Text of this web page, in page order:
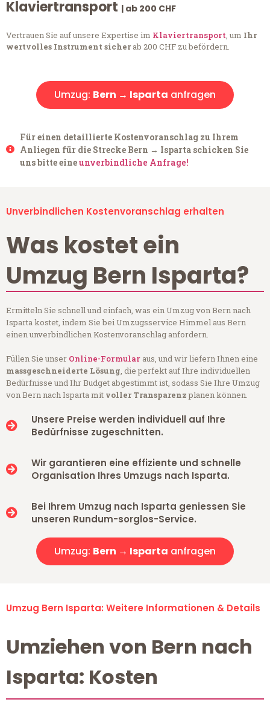
Klaviertransport | ab 200 CHF
Vertrauen Sie auf unsere Expertise im Klaviertransport, um Ihr
wertvolles Instrument sicherab 200 CHF zu befördern.
Umzug: Bern → Isparta anfragen
Für einen detaillierte Kostenvoranschlag zu Ihrem
Anliegen für die Strecke Bern → Isparta schicken Sie
uns bitte eineunverbindliche Anfrage!
Unverbindlichen Kostenvoranschlag erhalten
Was kostet ein
Umzug Bern Isparta?
Ermitteln Sie schnell und einfach, was ein Umzug von Bern nach
Isparta kostet, indem Sie bei Umzugsservice Himmel aus Bern
einen unverbindlichen Kostenvoranschlag anfordern.
Füllen Sie unser Online-Formular aus, und wir liefern Ihnen eine
massgeschneiderte Lösung, die perfekt auf Ihre individuellen
Bedürfnisse und Ihr Budget abgestimmt ist, sodass Sie Ihre Umzug
von Bern nach Isparta mit voller Transparenzplanen können.
Unsere Preise werden individuell auf Ihre
Bedürfnisse zugeschnitten.
Wir garantieren eine effiziente und schnelle
Organisation Ihres Umzugs nach Isparta.
Bei Ihrem Umzug nach Isparta geniessen Sie
unseren Rundum-sorglos-Service.
Umzug: Bern → Isparta anfragen
Umzug Bern Isparta: Weitere Informationen & Details
Umziehen von Bern nach
Isparta: Kosten